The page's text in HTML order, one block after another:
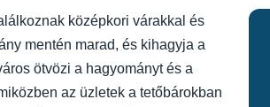
középkori várakkal és
mentén marad, és kihagyja a
ötvözi a hagyományt és a
az üzletek a tetőbárokban